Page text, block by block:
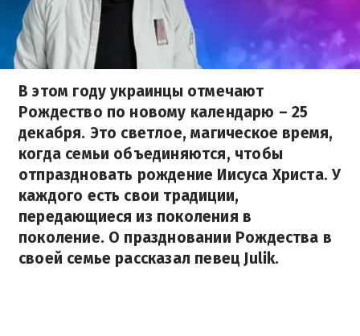
В этом году украинцы отмечают
Рождество по новому календарю – 25
декабря. Это светлое, магическое время,
когда семьи объединяются, чтобы
отпраздновать рождение Иисуса Христа. У
каждого есть свои традиции,
передающиеся из поколения в
поколение. О праздновании Рождества в
своей семье рассказал певец Julik.